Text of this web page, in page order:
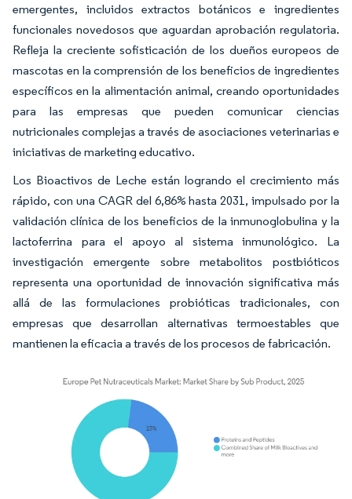
emergentes, incluidos extractos botánicos e ingredientes
funcionales novedosos que aguardan aprobación regulatoria.
Refleja la creciente sofisticación de los dueños europeos de
mascotas en la comprensión de los beneficios de ingredientes
específicos en la alimentación animal, creando oportunidades
para las empresas que pueden comunicar ciencias
nutricionales complejas a través de asociaciones veterinarias e
iniciativas de marketing educativo.
Los Bioactivos de Leche están logrando el crecimiento más
rápido, con una CAGR del 6,86% hasta 2031, impulsado por la
validación clínica de los beneficios de la inmunoglobulina y la
lactoferrina para el apoyo al sistema inmunológico. La
investigación emergente sobre metabolitos postbióticos
representa una oportunidad de innovación significativa más
allá de las formulaciones probióticas tradicionales, con
empresas que desarrollan alternativas termoestables que
mantienen la eficacia a través de los procesos de fabricación.